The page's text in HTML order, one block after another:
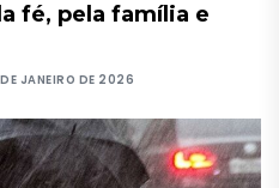
fé, pela família e
JANEIRO DE 2026